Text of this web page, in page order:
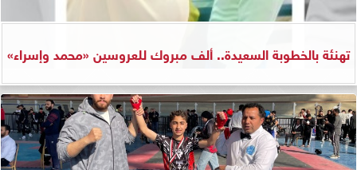
تهنئة بالخطوبة السعيدة.. ألف مبروك للعروسين «محمد وإسراء»